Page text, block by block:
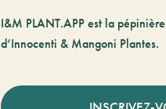
I&M PLANT.APP est la
d’Innocenti & Mangoni Plantes.